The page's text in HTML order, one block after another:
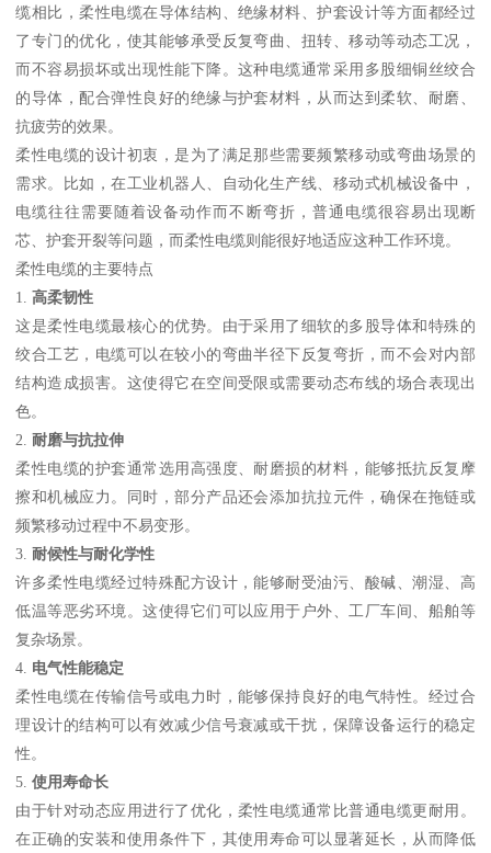
缆相比，柔性电缆在导体结构、绝缘材料、护套设计等方面都经过
了专门的优化，使其能够承受反复弯曲、扭转、移动等动态工况，
而不容易损坏或出现性能下降。这种电缆通常采用多股细铜丝绞合
的导体，配合弹性良好的绝缘与护套材料，从而达到柔软、耐磨、
抗疲劳的效果。
柔性电缆的设计初衷，是为了满足那些需要频繁移动或弯曲场景的
需求。比如，在工业机器人、自动化生产线、移动式机械设备中，
电缆往往需要随着设备动作而不断弯折，普通电缆很容易出现断
芯、护套开裂等问题，而柔性电缆则能很好地适应这种工作环境。
柔性电缆的主要特点
1.高柔韧性
这是柔性电缆最核心的优势。由于采用了细软的多股导体和特殊的
绞合工艺，电缆可以在较小的弯曲半径下反复弯折，而不会对内部
结构造成损害。这使得它在空间受限或需要动态布线的场合表现出
色。
2.耐磨与抗拉伸
柔性电缆的护套通常选用高强度、耐磨损的材料，能够抵抗反复摩
擦和机械应力。同时，部分产品还会添加抗拉元件，确保在拖链或
频繁移动过程中不易变形。
3.耐候性与耐化学性
许多柔性电缆经过特殊配方设计，能够耐受油污、酸碱、潮湿、高
低温等恶劣环境。这使得它们可以应用于户外、工厂车间、船舶等
复杂场景。
4. 电气性能稳定
柔性电缆在传输信号或电力时，能够保持良好的电气特性。经过合
理设计的结构可以有效减少信号衰减或干扰，保障设备运行的稳定
性。
5.使用寿命长
由于针对动态应用进行了优化，柔性电缆通常比普通电缆更耐用。
在正确的安装和使用条件下，其使用寿命可以显著延长，从而降低